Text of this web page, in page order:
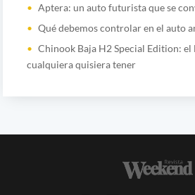
Aptera: un auto futurista que se
Qué debemos controlar en el auto
Chinook Baja H2 Special Edition:
cualquiera quisiera tener